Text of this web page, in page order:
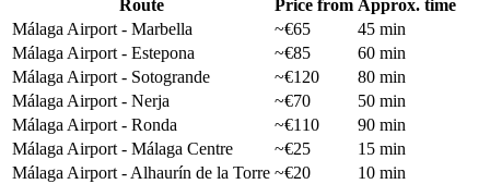
Route Price from Approx. time
Málaga Airport - Marbella
~€65
45 min
Málaga Airport - Estepona
~€85
60 min
Málaga Airport - Sotogrande
~€120
80 min
Málaga Airport - Nerja
~€70
50 min
Málaga Airport - Ronda
~€110
90 min
Málaga Airport - Málaga Centre
~€25
15 min
Málaga Airport - Alhaurín de la Torre ~€20
10 min